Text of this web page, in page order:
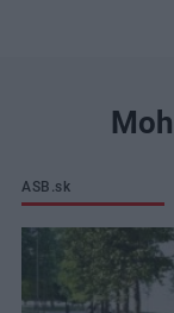
ASB.sk